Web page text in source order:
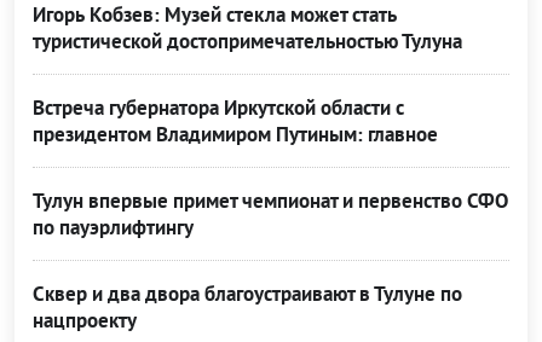
Игорь Кобзев: Музей стекла может стать
туристической достопримечательностью Тулуна
Встреча губернатора Иркутской области с
президентом Владимиром Путиным: главное
Тулун впервые примет чемпионат и первенство СФО
по пауэрлифтингу
Сквер и два двора благоустраивают в Тулуне по
нацпроекту